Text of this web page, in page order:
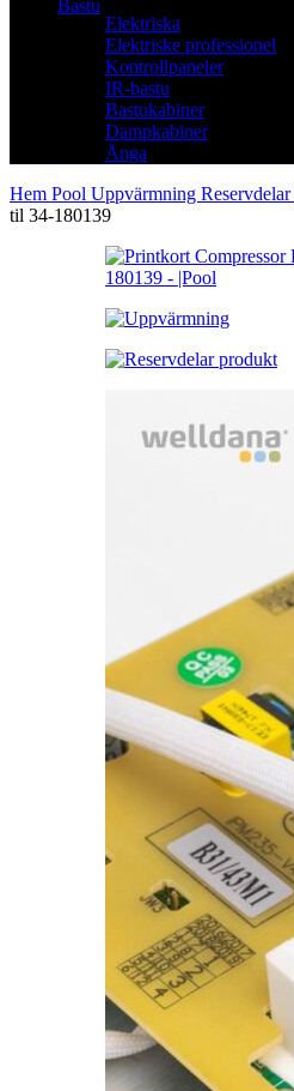
Bastu
Elektriska
Elektriske professionel
Kontrollpaneler
IR-bastu
Bastukabiner
Dampkabiner
Ånga
Hem Pool Uppvärmning Reservdelar
til 34-180139